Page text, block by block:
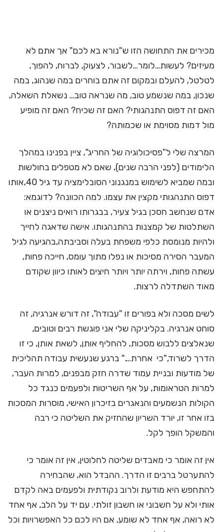
מכירים את התחושה הזו ש"נורא בא לכם" אך אתם לא
מעיזים? לעשות…לומר…לשבור, לצעוק, לברוח, להפוך,
לטלטל, להעלם ובמקום זה אתם בוחרים במה שנהוג, במה
שנכון, במה שנשמע טוב, מה שנראה טוב… נשאלת השאלה,
האם זה דפוס התנהגותי? האם זה שכיח? האם זה מופיע
מול דמות מסוימת או שכמותה?
המרצה שלי ל"פסיכולוגיה של החריג", ציין בפנינו במהלך
הלימודים (לפני הרבה שנים), שאם לא מטפלים בחולשות
ובמה שמביא לשימוש במנגנוני הסובלימציה עד גיל 40,אותו
דפוס התנהגותי מקצין את עצמו. למה הכוונה? לדוגמא:
אדם שנחשב חסכן בגיל צעיר, בבגרותו רואים ניצנים או
השתלטות של קמצנות בהתנהגותו. אישה שדאגה לחייך
ולהיות מנומסת כלפי משפחת בעלה וסביבתה,בהגיעה לגיל
המעבר הסירה מסיכות או נפלו מתוך עומס, חייכה פחות,
עשתה פחות, וירתה יותר ויותר חיצים לאותו כיוון שקודם
מאוד השתדלה לרצות.
לשים מסכה ולא בפורים זו "עבודה", זה דורש אנרגיה, זה
סוחט אנרגיה. בקליניקה שלי אני פוגשת רבים וטובים,
שנאלצים ללבוש מסכות, להחליף אותן, לשאת אותן, כי זו
הדרך לשרוד,"כי אחרת…." ברגע שנעשית עבודה תהליכית
של מודעות ובניית עמוד שדרה חזק מבפנים, למרות העבר,
למרות הטראומות, על אף השריטות ולפעמים כנגד כל
הקולות הנשמעים והנאגרים בזיכרון האישי, מוסרות המסכות
בזו אחר זו, יורד השריון שהחזיק את השליטה כי רבה
והמשקל הופך לקל.
אין זה אומר כי מאבדים שליטה לחלוטין, אין זה אומר כי
להתערטל ברבים זו הדרך. ההבדל הוא, שהבחירה
להתחפש היא מודעת ולרוב נקודתית ולפעמים באה לקדם
אותי ולא על חשבוני או חשבון זולתי. עם יד על הלב, אף אחד
לא רואה, אף אחד לא שומע, אם היו לכם כל האפשרויות וכל